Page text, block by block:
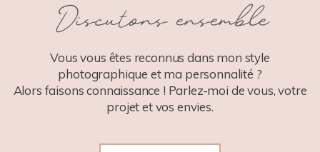
Discutons ensemble
Vous vous êtes reconnus dans mon style
photographique et ma personnalité ?
Alors faisons connaissance ! Parlez-moi de vous, votre
projet et vos envies.